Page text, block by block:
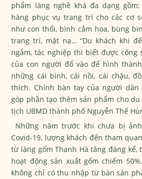
phẩm làng nghề khá đa dạng
hàng phục vụ trang trí cho các cơ
như con thổi, bình cắm hoa, bùng
trang trí, mặt nạ… “Du khách khi
ngắm, tác nghiệp thì biết được công
của con người đổ vào để hình
những cái bình, cái nồi, cái chậu,
thích. Chính bàn tay của người
góp phần tạo thêm sản phẩm cho du
tịch UBMD thành phố Nguyễn Thế
Những năm trước khi chưa bị
Covid-19, lượng khách đến tham
từ làng gốm Thanh Hà tăng đáng
hoạt động sản xuất gốm chiếm
không chỉ có thu nhập từ bán sản